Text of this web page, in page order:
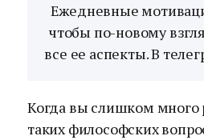
Ежедневные
чтобы по-новому
все ее аспекты. В
Когда вы слишком
таких философских